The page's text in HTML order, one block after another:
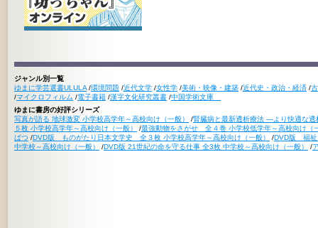
ジャンル別一覧
ゆまに学芸選書ULULA /環境問題 /近代文学 /女性学 /美術・映像・建築 /近代史・政治・経済 /
/マイクロフィルム /電子書籍 /漢字文化研究叢書 /中国学術文庫
ゆまに書房の好評シリーズ
写真が語る 地球激変 小学校高学年～高校向け（一般）
/腎臓病と最新透析療法 ―より快適な
５枚 小学校高学年～高校向け（一般）
/最強動物をさがせ 全４巻 小学校低学年～高校向け（
ばつ /DVD版 ものがたり日本文学史 全３枚 小学校高学年～高校向け（一般） /DVD版 福祉
中学校～高校向け（一般）
/DVD版 21世紀の命を守る仕事 全3枚 中学校～高校向け（一般） /